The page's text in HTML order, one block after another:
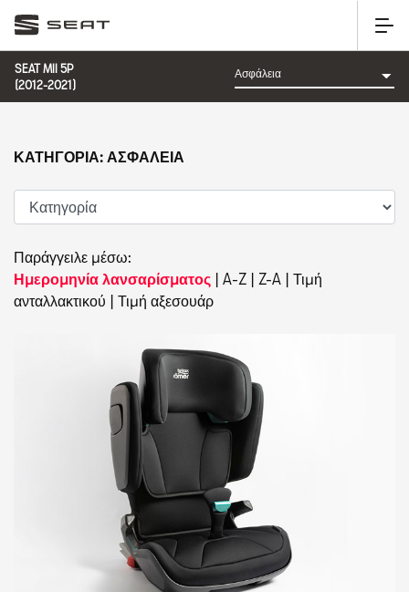
SEAT MII 5P
(2012-2021)
Παράγγειλε μέσω:
Ημερομηνία λανσαρίσματος | A-Z | Z-A | Τιμή
ανταλλακτικού | Τιμή αξεσουάρ
ΚΑΤΗΓΟΡΊΑ: ΑΣΦΆΛΕΙΑ